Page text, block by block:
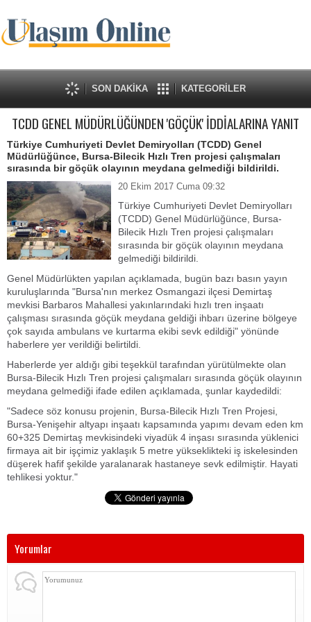
SON DAKİKA KATEGORİLER
TCDD GENEL MÜDÜRLÜĞÜNDEN 'GÖÇÜK' İDDİALARINA YANIT
Türkiye Cumhuriyeti Devlet Demiryolları (TCDD) Genel
Müdürlüğünce, Bursa-Bilecik Hızlı Tren projesi çalışmaları
sırasında bir göçük olayının meydana gelmediği bildirildi.
20 Ekim 2017 Cuma 09:32
​Türkiye Cumhuriyeti Devlet Demiryolları
(TCDD) Genel Müdürlüğünce, Bursa-
Bilecik Hızlı Tren projesi çalışmaları
sırasında bir göçük olayının meydana
gelmediği bildirildi.
Genel Müdürlükten yapılan açıklamada, bugün bazı basın yayın
kuruluşlarında "Bursa'nın merkez Osmangazi ilçesi Demirtaş
mevkisi Barbaros Mahallesi yakınlarındaki hızlı tren inşaatı
çalışması sırasında göçük meydana geldiği ihbarı üzerine bölgeye
çok sayıda ambulans ve kurtarma ekibi sevk edildiği" yönünde
haberlere yer verildiği belirtildi.
Haberlerde yer aldığı gibi teşekkül tarafından yürütülmekte olan
Bursa-Bilecik Hızlı Tren projesi çalışmaları sırasında göçük olayının
meydana gelmediği ifade edilen açıklamada, şunlar kaydedildi:
"Sadece söz konusu projenin, Bursa-Bilecik Hızlı Tren Projesi,
Bursa-Yenişehir altyapı inşaatı kapsamında yapımı devam eden km
60+325 Demirtaş mevkisindeki viyadük 4 inşası sırasında yüklenici
firmaya ait bir işçimiz yaklaşık 5 metre yükseklikteki iş iskelesinden
düşerek hafif şekilde yaralanarak hastaneye sevk edilmiştir. Hayati
tehlikesi yoktur."
Yorumlar